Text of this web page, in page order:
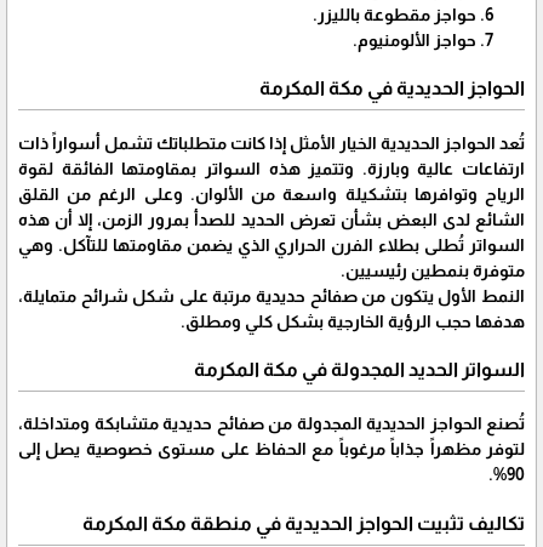
حواجز مقطوعة بالليزر.
حواجز الألومنيوم.
الحواجز الحديدية في مكة المكرمة
تُعد الحواجز الحديدية الخيار الأمثل إذا كانت متطلباتك تشمل أسواراً ذات
ارتفاعات عالية وبارزة. وتتميز هذه السواتر بمقاومتها الفائقة لقوة
الرياح وتوافرها بتشكيلة واسعة من الألوان. وعلى الرغم من القلق
الشائع لدى البعض بشأن تعرض الحديد للصدأ بمرور الزمن، إلا أن هذه
السواتر تُطلى بطلاء الفرن الحراري الذي يضمن مقاومتها للتآكل. وهي
متوفرة بنمطين رئيسيين.
النمط الأول يتكون من صفائح حديدية مرتبة على شكل شرائح متمايلة،
هدفها حجب الرؤية الخارجية بشكل كلي ومطلق.
السواتر الحديد المجدولة في مكة المكرمة
تُصنع الحواجز الحديدية المجدولة من صفائح حديدية متشابكة ومتداخلة،
لتوفر مظهراً جذاباً مرغوباً مع الحفاظ على مستوى خصوصية يصل إلى
90%.
تكاليف تثبيت الحواجز الحديدية في منطقة مكة المكرمة